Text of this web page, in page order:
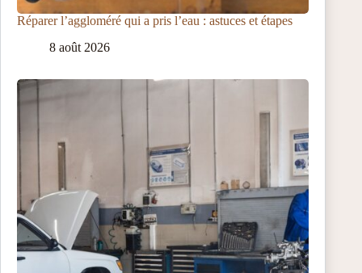
Réparer l’aggloméré qui a pris l’eau : astuces et étapes
8 août 2026